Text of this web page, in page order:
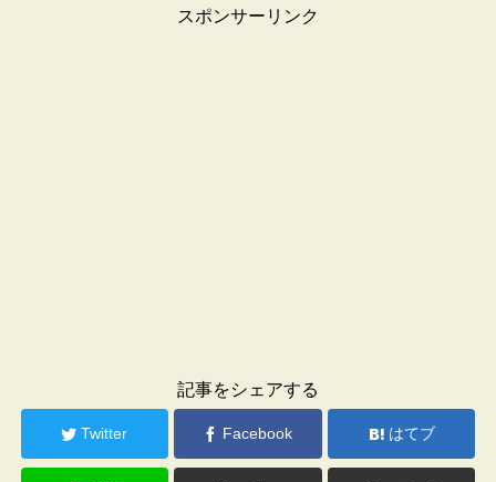
スポンサーリンク
記事をシェアする
Twitter Facebook はてブ